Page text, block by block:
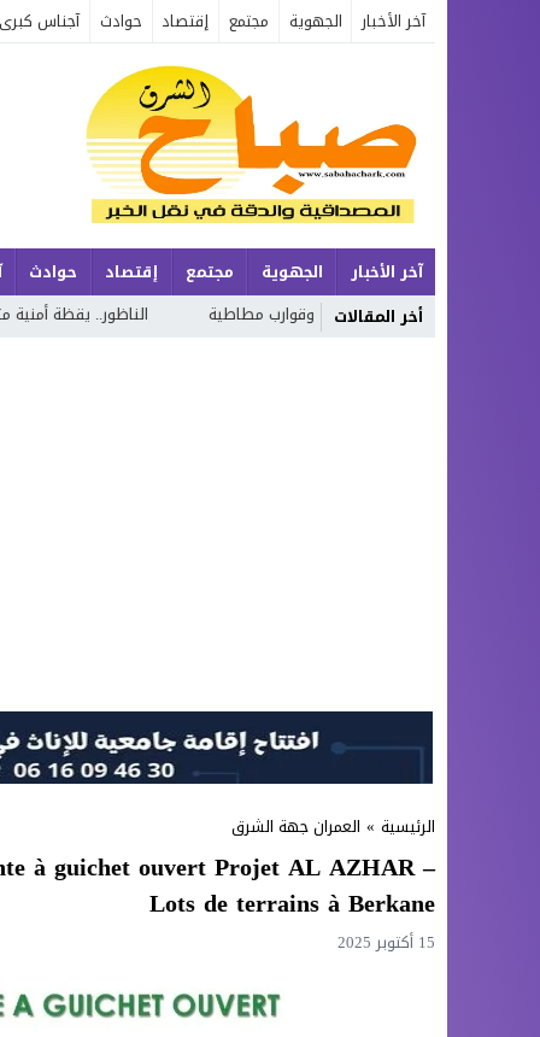
آخر الأخبار الجهوية مجتمع إقتصاد حوادث آجناس كبرى
آخر الأخبار الجهوية مجتمع إقتصاد حوادث
أخر المقالات
الناظور.. يقظة أمنية متواصلة لحماية الحدود
الرئيسية » العمران جهة الشرق
à guichet ouvert Projet AL AZHAR –
Lots de terrains à Berkane
15 أكتوبر 2025